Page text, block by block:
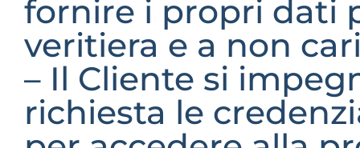
fornire i propri dati
veritiera e a non
– Il Cliente si
richiesta le